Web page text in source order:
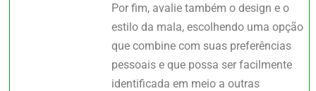
Por fim, avalie também o design e o
estilo da mala, escolhendo uma opção
que combine com suas preferências
pessoais e que possa ser facilmente
identificada em meio a outras